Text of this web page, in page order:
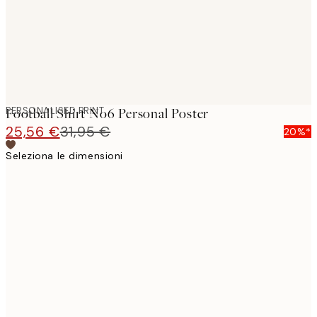
PERSONALISED PRINT
Football Shirt No6 Personal Poster
25,56 €31,95 €
20%*
Seleziona le dimensioni